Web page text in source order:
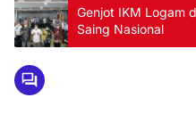
Genjot IKM Logam
Saing Nasional